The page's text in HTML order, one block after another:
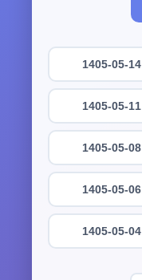
1405-05-14
1405-05-11
1405-05-08
1405-05-06
1405-05-04